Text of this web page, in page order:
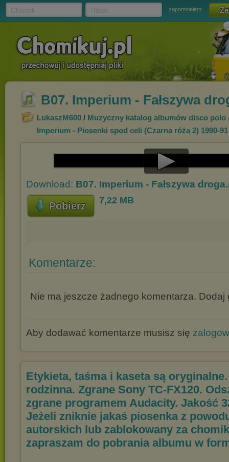
zapomniałem
B07. Imperium - Fałszywa
LukaszM600 / Muzyczny katalog albumów disco polo
Imperium - Piosenki spod celi (Czarna róża 2) 1990-91
Play
Download: B07. Imperium - Fałszywa
Pobierz 7,22 MB
Komentarze:
Nie ma jeszcze żadnego komentarza. Dodaj
Aby dodawać komentarze musisz się
Etykieta, taśma i kaseta są
rodzinna. Zgrane Sony TC-FX120.
zgrane programem Audacity. Jakość
Jeżeli zniknie jakaś piosenka z
autorskich lub zablokowany za
zapraszam do pobrania albumu w